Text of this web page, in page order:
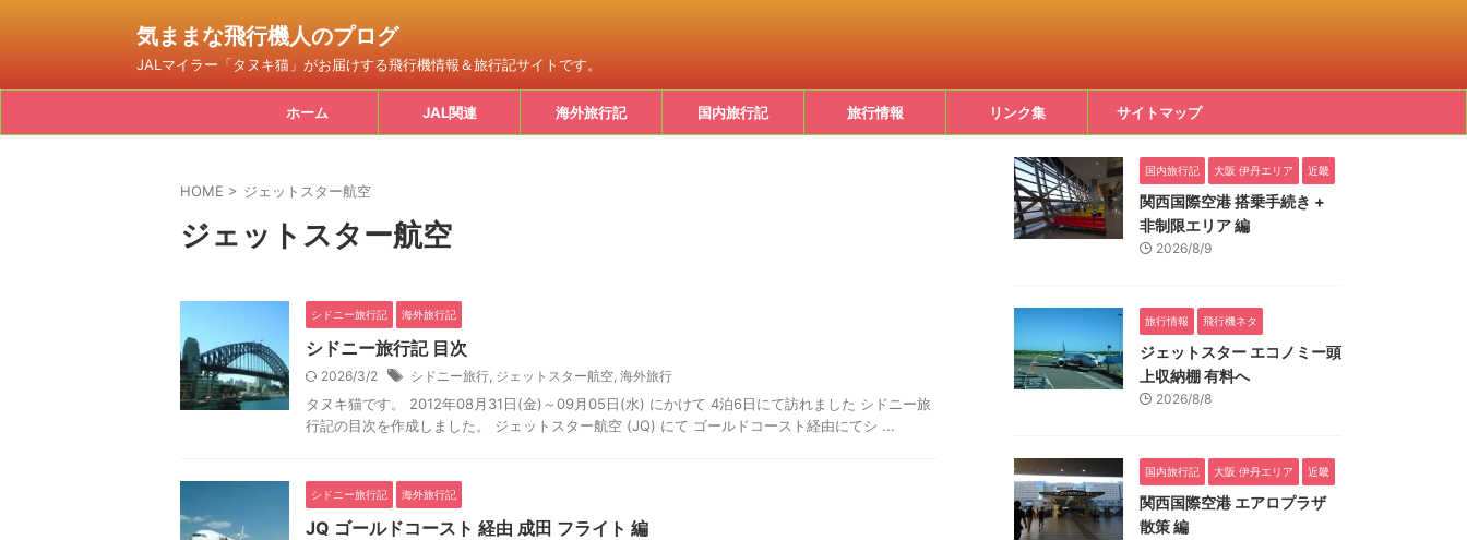
気ままな飛行機人のプログ
JALマイラー「タヌキ猫」がお届けする飛行機情報＆旅行記サイトです。
ホーム JAL関連 海外旅行記 国内旅行記 旅行情報 リンク集 サイトマップ
HOME > ジェットスター航空
ジェットスター航空
シドニー旅行記 海外旅行記
シドニー旅行記 目次
2026/3/2 シドニー旅行, ジェットスター航空, 海外旅行
タヌキ猫です。 2012年08月31日(金)～09月05日(水) にかけて 4泊6日にて訪れました シドニー旅
行記の目次を作成しました。 ジェットスター航空 (JQ) にて ゴールドコースト経由にてシ ...
シドニー旅行記 海外旅行記
JQ ゴールドコースト 経由 成田 フライト 編
国内旅行記 大阪 伊丹エリア 近畿
関西国際空港 搭乗手続き +
非制限エリア 編
2026/8/9
旅行情報 飛行機ネタ
ジェットスター エコノミー頭
上収納棚 有料へ
2026/8/8
国内旅行記 大阪 伊丹エリア 近畿
関西国際空港 エアロプラザ
散策 編